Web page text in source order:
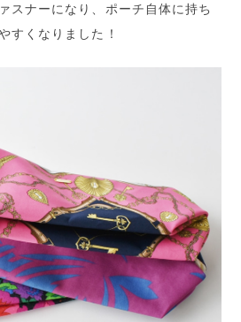
スナーになり、ポーチ自体に持ち
すくなりました！